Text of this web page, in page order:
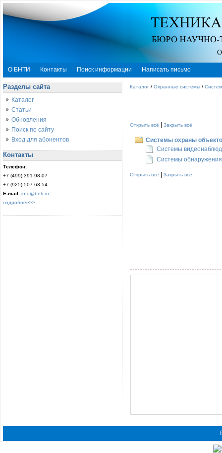
О БНТИ Контакты Поиск информации Написать письмо
Разделы сайта
Каталог
Статьи
Обновления
Поиск по сайту
Вход для абонентов
Контакты
Телефон:
+7 (499) 391-98-07
+7 (925) 507-63-54
E-mail: info@bnti.ru
подробнее>>
Каталог / Охранные системы /
Открыть всё Закрыть всё
Системы охраны
Системы
Системы
Открыть всё Закрыть всё